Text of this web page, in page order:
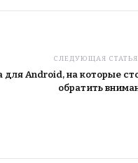
СЛЕДУЮЩАЯ СТАТЬЯ
Android, на которые
обратить